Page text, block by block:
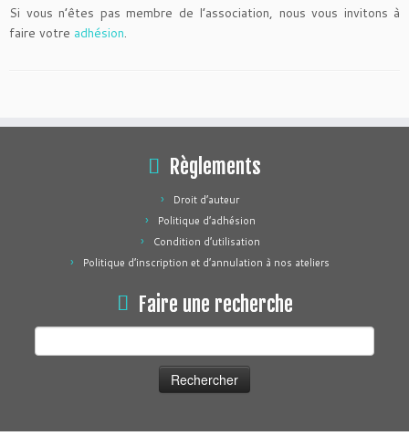
Si vous n’êtes pas membre de l’association, nous vous invitons à
faire votre adhésion.
Règlements
Droit d’auteur
Politique d’adhésion
Condition d’utilisation
Politique d’inscription et d’annulation à nos ateliers
Faire une recherche